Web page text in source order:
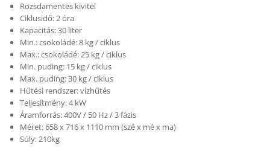
Rozsdamentes kivitel
Ciklusidő: 2 óra
Kapacitás: 30 liter
Min.: csokoládé: 8 kg / ciklus
Max.: csokoládé: 25 kg / ciklus
Min. puding: 15 kg / ciklus
Max. puding: 30 kg / ciklus
Hűtési rendszer: vízhűtés
Teljesítmény: 4 kW
Áramforrás: 400V / 50 Hz / 3 fázis
Méret: 658 x 716 x 1110 mm (szé x mé x ma)
Súly: 210kg